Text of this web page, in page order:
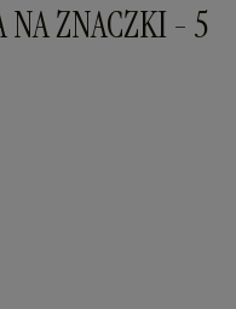
NA ZNACZKI - 5